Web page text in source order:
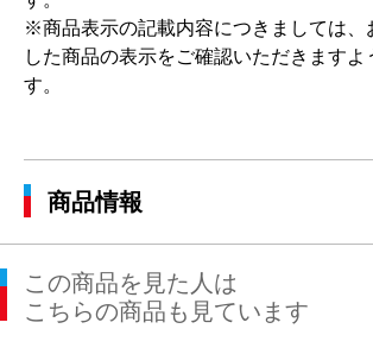
※商品表示の記載内容につきましては、
した商品の表示をご確認いただきますよ
す。
商品情報
この商品を見た人は
こちらの商品も見ています